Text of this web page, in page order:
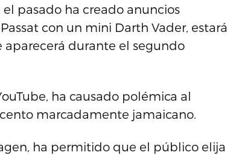
pasado ha creado anuncios
con un mini Darth Vader, estará
aparecerá durante el segundo
ha causado polémica al
marcadamente jamaicano.
ha permitido que el público elija